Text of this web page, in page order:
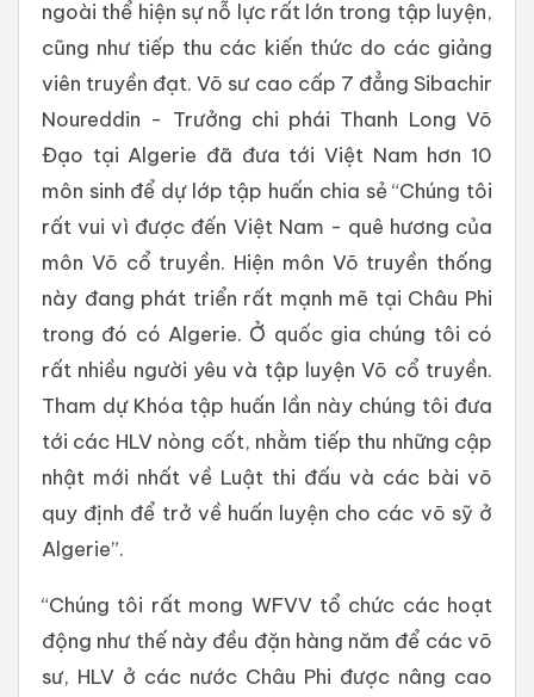
ngoài thể hiện sự nỗ lực rất lớn trong tập luyện,
cũng như tiếp thu các kiến thức do các giảng
viên truyền đạt. Võ sư cao cấp 7 đẳng Sibachir
Noureddin - Trưởng chi phái Thanh Long Võ
Đạo tại Algerie đã đưa tới Việt Nam hơn 10
môn sinh để dự lớp tập huấn chia sẻ “Chúng tôi
rất vui vì được đến Việt Nam - quê hương của
môn Võ cổ truyền. Hiện môn Võ truyền thống
này đang phát triển rất mạnh mẽ tại Châu Phi
trong đó có Algerie. Ở quốc gia chúng tôi có
rất nhiều người yêu và tập luyện Võ cổ truyền.
Tham dự Khóa tập huấn lần này chúng tôi đưa
tới các HLV nòng cốt, nhằm tiếp thu những cập
nhật mới nhất về Luật thi đấu và các bài võ
quy định để trở về huấn luyện cho các võ sỹ ở
Algerie”.
“Chúng tôi rất mong WFVV tổ chức các hoạt
động như thế này đều đặn hàng năm để các võ
sư, HLV ở các nước Châu Phi được nâng cao